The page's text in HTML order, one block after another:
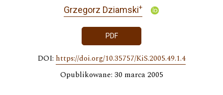
Grzegorz Dziamski+
PDF
DOI: https://doi.org/10.35757/KiS.2005.49.1.4
Opublikowane: 30 marca 2005